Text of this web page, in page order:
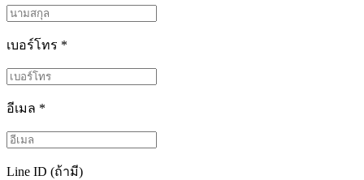
เบอร์โทร *
อีเมล *
Line ID (ถ้ามี)